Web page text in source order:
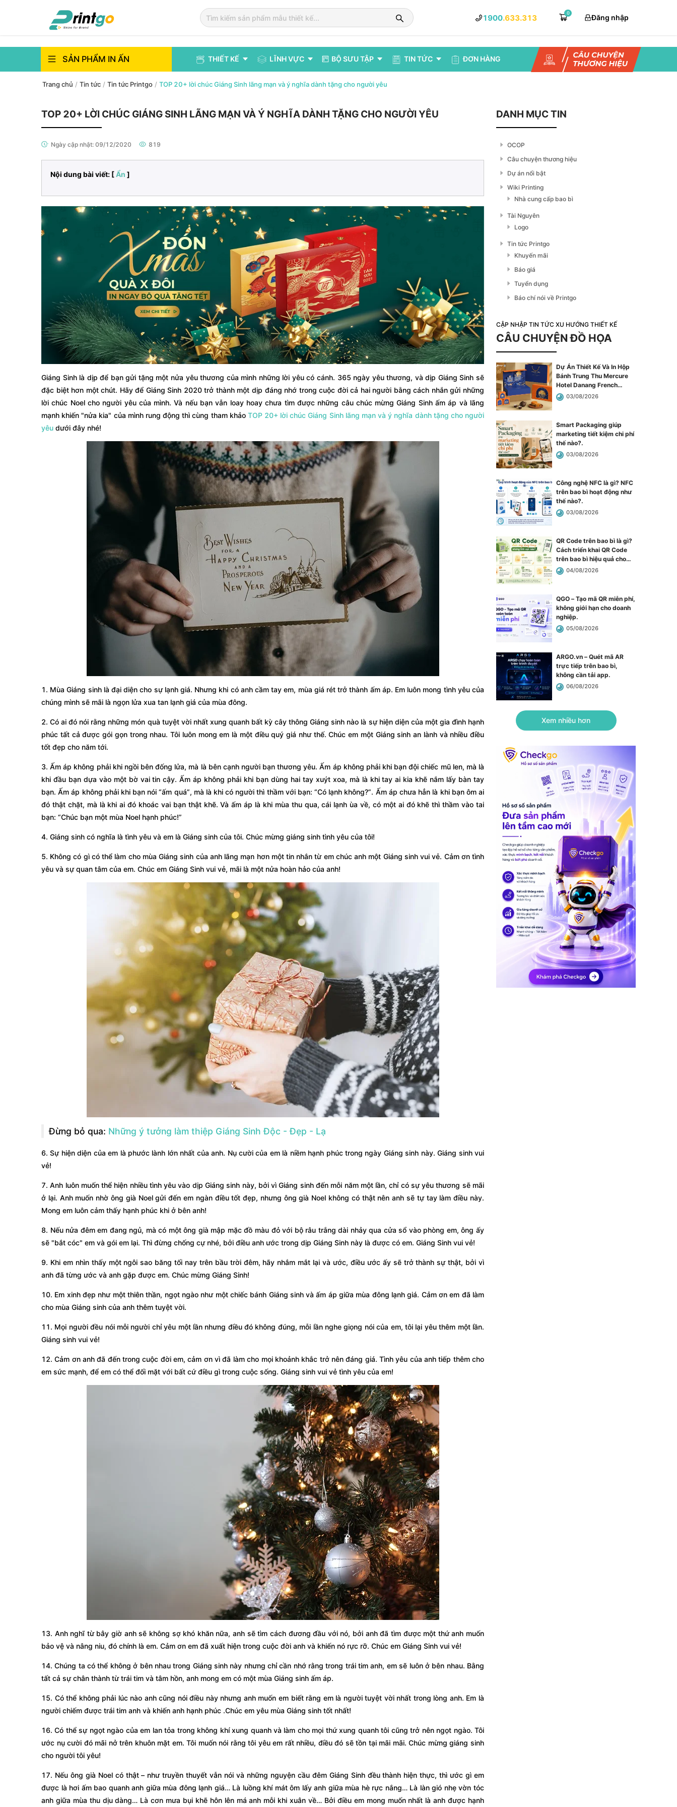
1900.633.313
0
Đăng nhập
SẢN PHẨM IN ẤN THIẾT KẾ LĨNH VỰC BỘ SƯU TẬP TIN TỨC ĐƠN HÀNG
Trang chủ / Tin tức / Tin tức Printgo / TOP 20+ lời chúc Giáng Sinh lãng mạn và ý nghĩa dành tặng cho người yêu
TOP 20+ LỜI CHÚC GIÁNG SINH LÃNG MẠN VÀ Ý NGHĨA DÀNH TẶNG CHO NGƯỜI YÊU
Ngày cập nhật: 09/12/2020 819
Nội dung bài viết: [Ẩn ]
Giáng Sinh là dịp để bạn gửi tặng một nửa yêu thương của mình những lời yêu có cánh. 365 ngày yêu thương, và dịp Giáng Sinh sẽ
đặc biệt hơn một chút. Hãy để Giáng Sinh 2020 trở thành một dịp đáng nhớ trong cuộc đời cả hai người bằng cách nhắn gửi những
lời chúc Noel cho người yêu của mình. Và nếu bạn vẫn loay hoay chưa tìm được những câu chúc mừng Giáng Sinh ấm áp và lãng
mạnh khiến "nửa kia" của mình rung động thì cùng tham khảo TOP 20+ lời chúc Giáng Sinh lãng mạn và ý nghĩa dành tặng cho người
yêu dưới đây nhé!
1. Mùa Giáng sinh là đại diện cho sự lạnh giá. Nhưng khi có anh cầm tay em, mùa giá rét trở thành ấm áp. Em luôn mong tình yêu của
chúng mình sẽ mãi là ngọn lửa xua tan lạnh giá của mùa đông.
2. Có ai đó nói rằng những món quà tuyệt vời nhất xung quanh bất kỳ cây thông Giáng sinh nào là sự hiện diện của một gia đình hạnh
phúc tất cả được gói gọn trong nhau. Tôi luôn mong em là một điều quý giá như thế. Chúc em một Giáng sinh an lành và nhiều điều
tốt đẹp cho năm tới.
3. Ấm áp không phải khi ngồi bên đống lửa, mà là bên cạnh người bạn thương yêu. Ấm áp không phải khi bạn đội chiếc mũ len, mà là
khi đầu bạn dựa vào một bờ vai tin cậy. Ấm áp không phải khi bạn dùng hai tay xuýt xoa, mà là khi tay ai kia khẽ nắm lấy bàn tay
bạn. Ấm áp không phải khi bạn nói “ấm quá”, mà là khi có người thì thầm với bạn: “Có lạnh không?”. Ấm áp chưa hẳn là khi bạn ôm ai
đó thật chặt, mà là khi ai đó khoác vai bạn thật khẽ. Và ấm áp là khi mùa thu qua, cái lạnh ùa về, có một ai đó khẽ thì thầm vào tai
bạn: “Chúc bạn một mùa Noel hạnh phúc!”
4. Giáng sinh có nghĩa là tình yêu và em là Giáng sinh của tôi. Chúc mừng giáng sinh tình yêu của tôi!
5. Không có gì có thể làm cho mùa Giáng sinh của anh lãng mạn hơn một tin nhắn từ em chúc anh một Giáng sinh vui vẻ. Cảm ơn tình
yêu và sự quan tâm của em. Chúc em Giáng Sinh vui vẻ, mãi là một nửa hoàn hảo của anh!
Đừng bỏ qua: Những ý tưởng làm thiệp Giáng Sinh Độc - Đẹp - Lạ
6. Sự hiện diện của em là phước lành lớn nhất của anh. Nụ cười của em là niềm hạnh phúc trong ngày Giáng sinh này. Giáng sinh vui
vẻ!
7. Anh luôn muốn thể hiện nhiều tình yêu vào dịp Giáng sinh này, bởi vì Giáng sinh đến mỗi năm một lần, chỉ có sự yêu thương sẽ mãi
ở lại. Anh muốn nhờ ông già Noel gửi đến em ngàn điều tốt đẹp, nhưng ông già Noel không có thật nên anh sẽ tự tay làm điều này.
Mong em luôn cảm thấy hạnh phúc khi ở bên anh!
8. Nếu nửa đêm em đang ngủ, mà có một ông già mập mặc đồ màu đỏ với bộ râu trắng dài nhảy qua cửa sổ vào phòng em, ông ấy
sẽ "bắt cóc" em và gói em lại. Thì đừng chống cự nhé, bởi điều anh ước trong dịp Giáng Sinh này là được có em. Giáng Sinh vui vẻ!
9. Khi em nhìn thấy một ngôi sao băng tối nay trên bầu trời đêm, hãy nhắm mắt lại và ước, điều ước ấy sẽ trở thành sự thật, bởi vì
anh đã từng ước và anh gặp được em. Chúc mừng Giáng Sinh!
10. Em xinh đẹp như một thiên thần, ngọt ngào như một chiếc bánh Giáng sinh và ấm áp giữa mùa đông lạnh giá. Cảm ơn em đã làm
cho mùa Giáng sinh của anh thêm tuyệt vời.
11. Mọi người đều nói mỗi người chỉ yêu một lần nhưng điều đó không đúng, mỗi lần nghe giọng nói của em, tôi lại yêu thêm một lần.
Giáng sinh vui vẻ!
12. Cảm ơn anh đã đến trong cuộc đời em, cảm ơn vì đã làm cho mọi khoảnh khắc trở nên đáng giá. Tình yêu của anh tiếp thêm cho
em sức mạnh, để em có thể đối mặt với bất cứ điều gì trong cuộc sống. Giáng sinh vui vẻ tình yêu của em!
13. Anh nghĩ từ bây giờ anh sẽ không sợ khó khăn nữa, anh sẽ tìm cách đương đầu với nó, bởi anh đã tìm được một thứ anh muốn
bảo vệ và nâng niu, đó chính là em. Cảm ơn em đã xuất hiện trong cuộc đời anh và khiến nó rực rỡ. Chúc em Giáng Sinh vui vẻ!
14. Chúng ta có thể không ở bên nhau trong Giáng sinh này nhưng chỉ cần nhớ rằng trong trái tim anh, em sẽ luôn ở bên nhau. Bằng
tất cả sự chân thành từ trái tim và tâm hồn, anh mong em có một mùa Giáng sinh ấm áp.
15. Có thể không phải lúc nào anh cũng nói điều này nhưng anh muốn em biết rằng em là người tuyệt vời nhất trong lòng anh. Em là
người chiếm được trái tim anh và khiến anh hạnh phúc .Chúc em yêu mùa Giáng sinh tốt nhất!
16. Có thể sự ngọt ngào của em lan tỏa trong không khí xung quanh và làm cho mọi thứ xung quanh tôi cũng trở nên ngọt ngào. Tôi
ước nụ cười đó mãi nở trên khuôn mặt em. Tôi muốn nói rằng tôi yêu em rất nhiều, điều đó sẽ tồn tại mãi mãi. Chúc mừng giáng sinh
cho người tôi yêu!
17. Nếu ông già Noel có thật – như truyền thuyết vẫn nói và những nguyện cầu đêm Giáng Sinh đều thành hiện thực, thì ước gì em
được là hơi ấm bao quanh anh giữa mùa đông lạnh giá… Là luồng khí mát ôm lấy anh giữa mùa hè rực nắng… Là làn gió nhẹ vờn tóc
anh giữa mùa thu dịu dàng… Là cơn mưa bụi khẽ hôn lên má anh mỗi khi xuân về… Bởi điều em mong muốn nhất là anh được hạnh
DANH MỤC TIN
OCOP
Câu chuyện thương hiệu
Dự án nổi bật
Wiki Printing
Nhà cung cấp bao bì
Tài Nguyên
Logo
Tin tức Printgo
Khuyến mãi
Báo giá
Tuyển dụng
Báo chí nói về Printgo
CẬP NHẬP TIN TỨC XU HƯỚNG THIẾT KẾ
CÂU CHUYỆN ĐỒ HỌA
Dự Án Thiết Kế Và In Hộp
Bánh Trung Thu Mercure
Hotel Danang French
Village Bana Hills
03/08/2026
Smart Packaging giúp
marketing tiết kiệm chi phí
thế nào?.
03/08/2026
Công nghệ NFC là gì? NFC
trên bao bì hoạt động như
thế nào?.
03/08/2026
QR Code trên bao bì là gì?
Cách triển khai QR Code
trên bao bì hiệu quả cho
doanh nghiệp.
04/08/2026
QGO – Tạo mã QR miễn phí,
không giới hạn cho doanh
nghiệp.
05/08/2026
ARGO.vn – Quét mã AR
trực tiếp trên bao bì,
không cần tải app.
06/08/2026
Xem nhiều hơn